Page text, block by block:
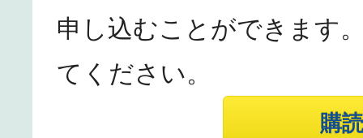
申し込むことができます
てください。